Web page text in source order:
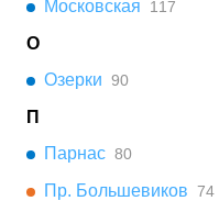
Московская
117
О
Озерки 90
П
Парнас 80
Пр. Большевиков 74